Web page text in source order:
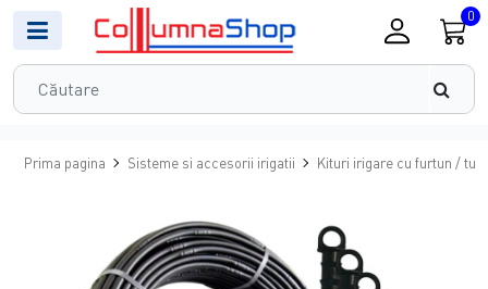
0
Prima pagina Sisteme si accesorii irigatii Kituri irigare cu furtun / tub